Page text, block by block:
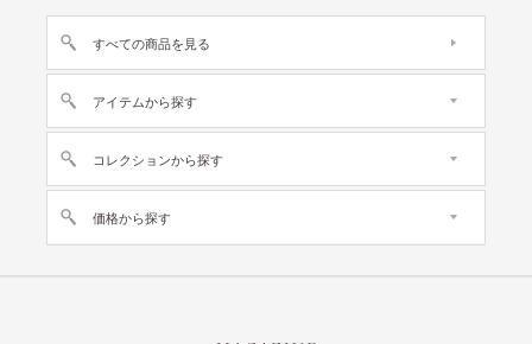
すべての商品を見る
アイテムから探す
コレクションから探す
価格から探す